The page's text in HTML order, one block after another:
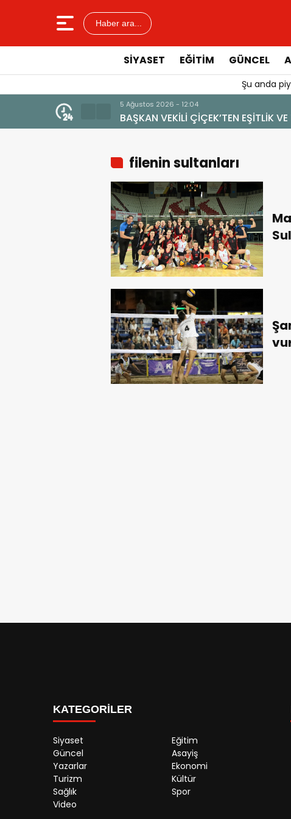
Haber ara...
SIYASET EĞITIM GÜNCEL
Şu anda
DEĞERİNE ZARAR VERİLMEMELİ”
filenin sultanları
KATEGORİLER
Siyaset
Eğitim
Güncel
Asayiş
Yazarlar
Ekonomi
Turizm
Kültür
Sağlık
Spor
Video